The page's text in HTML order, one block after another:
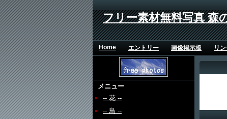
フリー素材無料写真 森
Home エントリー 画像掲示板 リ
メニュー
-- 花 --
-- 鳥 --